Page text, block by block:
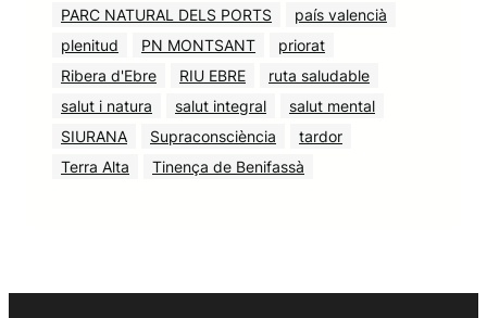
PARC NATURAL DELS PORTS
país valencià
plenitud
PN MONTSANT
priorat
Ribera d'Ebre
RIU EBRE
ruta saludable
salut i natura
salut integral
salut mental
SIURANA
Supraconsciència
tardor
Terra Alta
Tinença de Benifassà